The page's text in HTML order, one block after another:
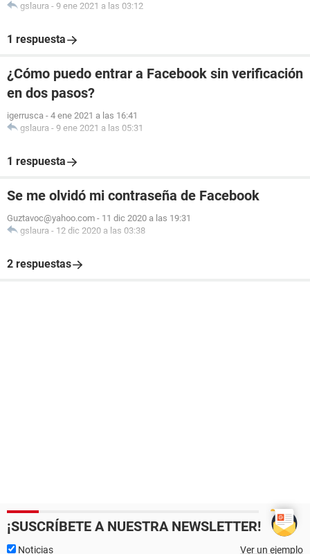
gslaura - 9 ene 2021 a las 03:12
1 respuesta
¿Cómo puedo entrar a Facebook sin verificación
en dos pasos?
igerrusca - 4 ene 2021 a las 16:41
gslaura - 9 ene 2021 a las 05:31
1 respuesta
Se me olvidó mi contraseña de Facebook
Guztavoc@yahoo.com - 11 dic 2020 a las 19:31
gslaura - 12 dic 2020 a las 03:38
2 respuestas
¡SUSCRÍBETE A NUESTRA NEWSLETTER!
Noticias Ver un ejemplo